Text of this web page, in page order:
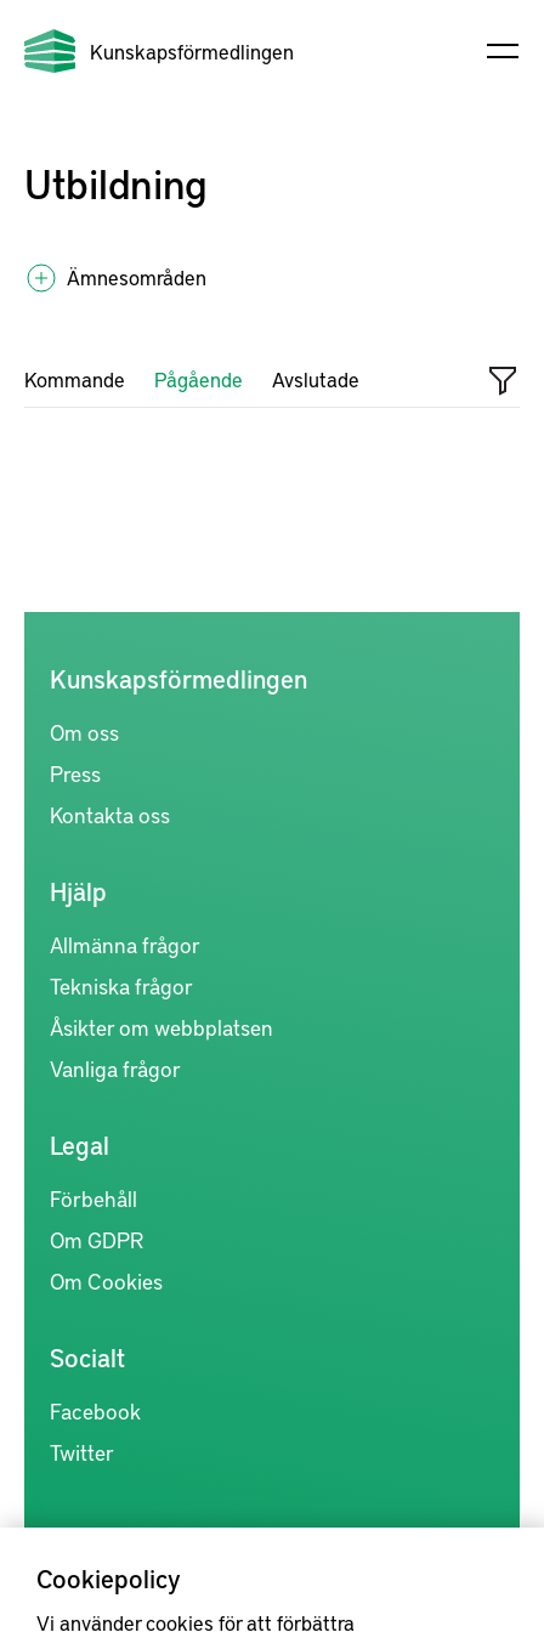
Kunskapsförmedlingen
Utbildning
Ämnesområden
Kommande Pågående Avslutade
Cookiepolicy
Vi använder cookies för att förbättra
Kunskapsförmedlingen
Om oss
Press
Kontakta oss
Hjälp
Allmänna frågor
Tekniska frågor
Åsikter om webbplatsen
Vanliga frågor
Legal
Förbehåll
Om GDPR
Om Cookies
Socialt
Facebook
Twitter